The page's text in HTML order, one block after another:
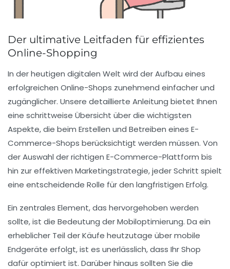
Der ultimative Leitfaden für effizientes
Online-Shopping
In der heutigen digitalen Welt wird der Aufbau eines
erfolgreichen Online-Shops zunehmend einfacher und
zugänglicher. Unsere detaillierte Anleitung bietet Ihnen
eine schrittweise Übersicht über die wichtigsten
Aspekte, die beim Erstellen und Betreiben eines E-
Commerce-Shops berücksichtigt werden müssen. Von
der Auswahl der richtigen E-Commerce-Plattform bis
hin zur effektiven Marketingstrategie, jeder Schritt spielt
eine entscheidende Rolle für den langfristigen Erfolg.
Ein zentrales Element, das hervorgehoben werden
sollte, ist die Bedeutung derMobiloptimierung. Da ein
erheblicher Teil der Käufe heutzutage über mobile
Endgeräte erfolgt, ist es unerlässlich, dass Ihr Shop
dafür optimiert ist. Darüber hinaus sollten Sie die